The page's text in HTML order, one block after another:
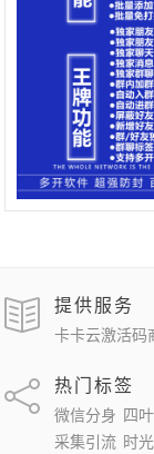
提供服务
卡卡云激活码
热门标签
微信分身 四
采集引流 时